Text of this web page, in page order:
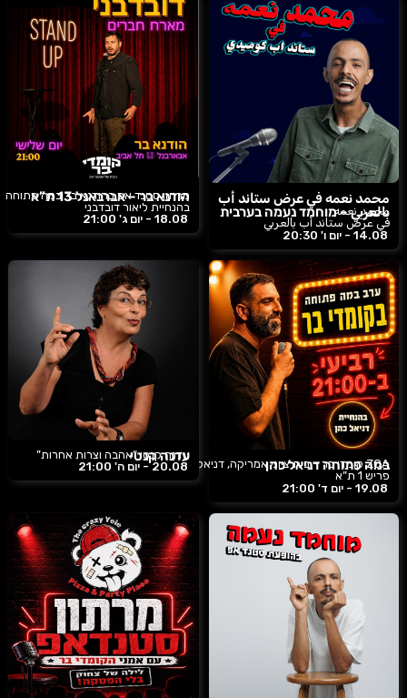
محمد نعمه في عرض ستاند أب
بالعربي – מוחמד נעמה בערבית
محمد نعمه
في عرض ستاند أب بالعربي
14.08 -
יום ו' 20:30
הודנא בר – אברבאנל 13 ת”א
מרתון סטנד אפ בהודנא בר במה פתוחה
בהנחיית ליאור דובדבני
18.08 -
יום ג' 21:00
במה פתוחה דניאל כהן
ZOA קומדי בר – בית ציוני אמריקה, דניאל
פריש 1 ת”א
19.08 -
יום ד' 21:00
עדנה קנטי
עדנה קנטי “אהבה וצרות אחרות”
20.08 -
יום ה' 21:00